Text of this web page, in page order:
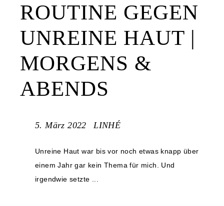
ROUTINE GEGEN
UNREINE HAUT |
MORGENS &
ABENDS
5. März 2022 LINHÉ
Unreine Haut war bis vor noch etwas knapp über
einem Jahr gar kein Thema für mich. Und
irgendwie setzte ...